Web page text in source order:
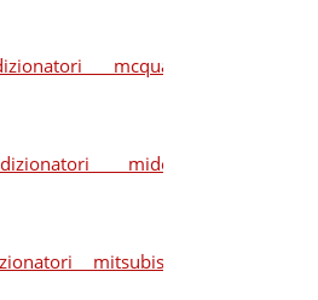
mcquay
midea
mitsubishi